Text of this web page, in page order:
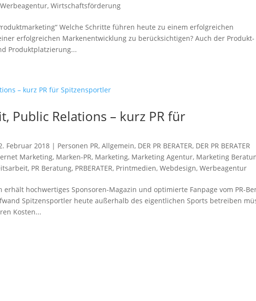
Werbeagentur,Wirtschaftsförderung
Welche Schritte führen heute zu einem erfolgreichen
erfolgreichen Markenentwicklung zu berücksichtigen? Auch der Produkt-
Produktplatzierung...
Public Relations – kurz PR für
Februar 2018 | Personen PR,Allgemein, DER PR BERATER, DER PR BERATER
Marketing, Marken-PR, Marketing, Marketing Agentur, Marketing
, PR Beratung, PRBERATER, Printmedien,Webdesign,Werbeagentur
hochwertiges Sponsoren-Magazin und optimierte Fanpage vom PR-
Spitzensportler heute außerhalb des eigentlichen Sports betreiben
Kosten...